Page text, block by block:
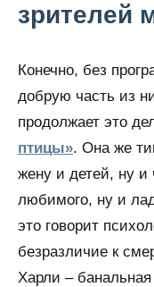
зрителей
Конечно, без
добрую часть из
продолжает это
птицы». Она же
жену и детей, ну и
любимого, ну и
это говорит
безразличие к
Харли –